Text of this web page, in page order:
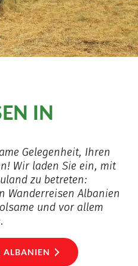
IN
Gelegenheit, Ihren
Wir laden Sie ein, mit
zu betreten:
Wanderreisen Albanien
und vor allem
ALBANIEN